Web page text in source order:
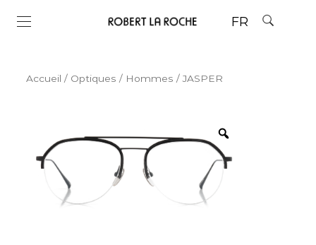
FR
Accueil / Optiques / Hommes / JASPER